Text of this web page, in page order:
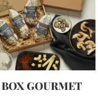
BOX GOURMET